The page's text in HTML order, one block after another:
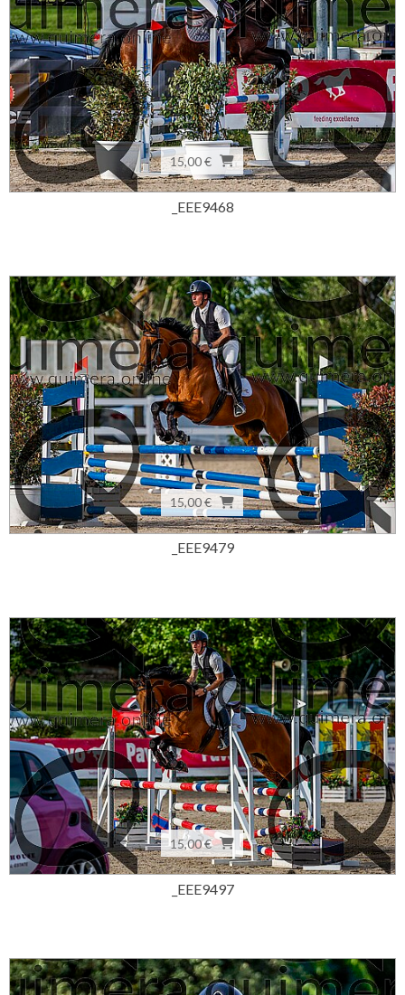
15,00 €
_EEE9468
15,00 €
_EEE9479
15,00 €
_EEE9497